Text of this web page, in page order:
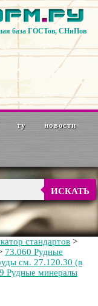
база ГОСТов, СНиПов
ту новости
ИСКАТЬ
стандартов >
73.060 Рудные
см. 27.120.30 (в
Рудные минералы